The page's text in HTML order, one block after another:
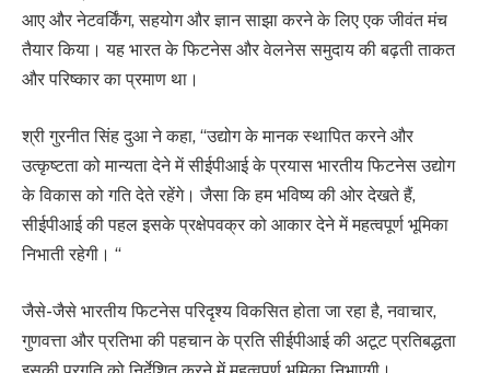
आए और नेटवर्किंग, सहयोग और ज्ञान साझा करने के लिए एक जीवंत मंच
तैयार किया। यह भारत के फिटनेस और वेलनेस समुदाय की बढ़ती ताकत
और परिष्कार का प्रमाण था।
श्री गुरनीत सिंह दुआ ने कहा, “उद्योग के मानक स्थापित करने और
उत्कृष्टता को मान्यता देने में सीईपीआई के प्रयास भारतीय फिटनेस उद्योग
के विकास को गति देते रहेंगे। जैसा कि हम भविष्य की ओर देखते हैं,
सीईपीआई की पहल इसके प्रक्षेपवक्र को आकार देने में महत्वपूर्ण भूमिका
निभाती रहेगी। “
जैसे-जैसे भारतीय फिटनेस परिदृश्य विकसित होता जा रहा है, नवाचार,
गुणवत्ता और प्रतिभा की पहचान के प्रति सीईपीआई की अटूट प्रतिबद्धता